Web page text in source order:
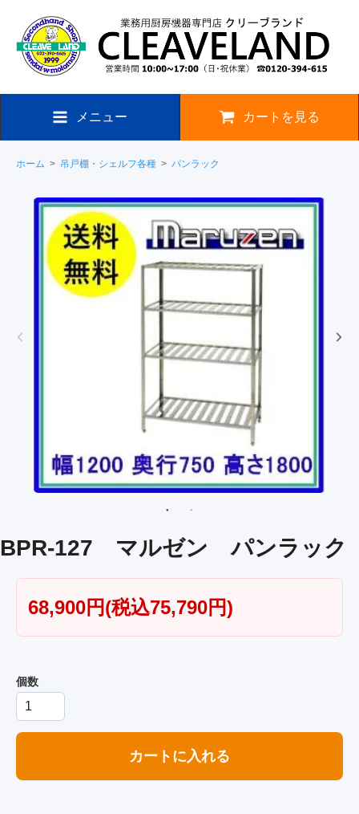
メニュー カートを見る
ホーム > 吊戸棚・シェルフ各種 > パンラック
BPR-127 マルゼン パンラック
68,900円(税込75,790円)
個数
カートに入れる